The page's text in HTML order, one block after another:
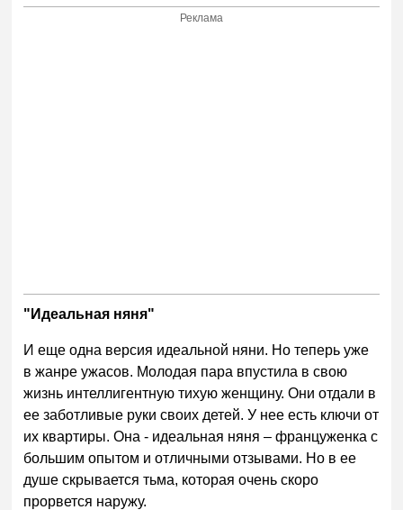
Реклама
"Идеальная няня"
И еще одна версия идеальной няни. Но теперь уже
в жанре ужасов. Молодая пара впустила в свою
жизнь интеллигентную тихую женщину. Они отдали в
ее заботливые руки своих детей. У нее есть ключи от
их квартиры. Она - идеальная няня – француженка с
большим опытом и отличными отзывами. Но в ее
душе скрывается тьма, которая очень скоро
прорвется наружу.